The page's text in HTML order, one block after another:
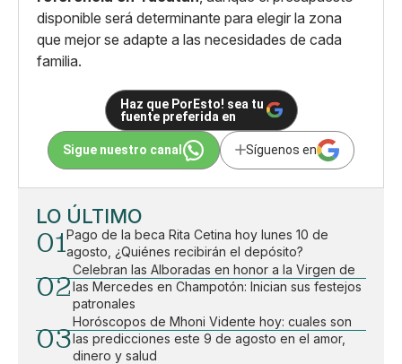
disponible será determinante para elegir la zona
que mejor se adapte a las necesidades de cada
familia.
Haz que PorEsto! sea tu
fuente preferida en
Sigue nuestro canal Síguenos en
LO ÚLTIMO
01Pago de la beca Rita Cetina hoy lunes 10 de
agosto, ¿Quiénes recibirán el depósito?
02
Celebran las Alboradas en honor a la Virgen de
las Mercedes en Champotón: Inician sus festejos
patronales
03
Horóscopos de Mhoni Vidente hoy: cuales son
las predicciones este 9 de agosto en el amor,
dinero y salud